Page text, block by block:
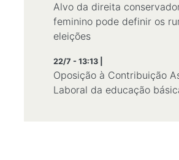
Alvo da direita
feminino pode definir os
eleições
22/7 - 13:13 |
Oposição à Contribuição
Laboral da educação